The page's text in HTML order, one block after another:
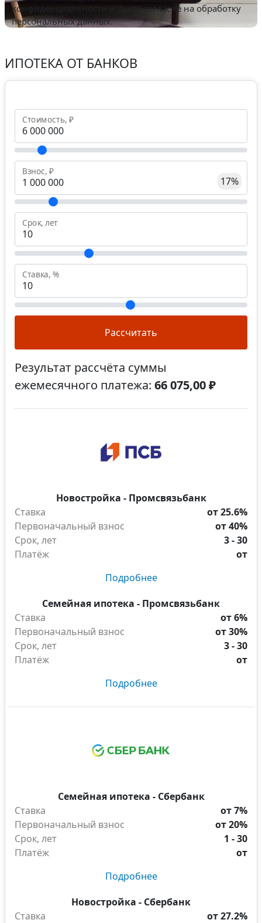
конфиденциальности и даете согласие на обработку
персональных данных.
ИПОТЕКА ОТ БАНКОВ
Стоимость, ₽
Взнос, ₽
17%
Срок, лет
Ставка, %
Рассчитать
Результат рассчёта суммы
ежемесячного платежа: 66 075,00 ₽
Новостройка - Промсвязьбанк
Ставка
от 25.6%
Первоначальный взнос
от 40%
Срок, лет
3 - 30
Платёж
от
Подробнее
Семейная ипотека - Промсвязьбанк
Ставка
от 6%
Первоначальный взнос
от 30%
Срок, лет
3 - 30
Платёж
от
Подробнее
Семейная ипотека - Сбербанк
Ставка
от 7%
Первоначальный взнос
от 20%
Срок, лет
1 - 30
Платёж
от
Подробнее
Новостройка - Сбербанк
Ставка
от 27.2%